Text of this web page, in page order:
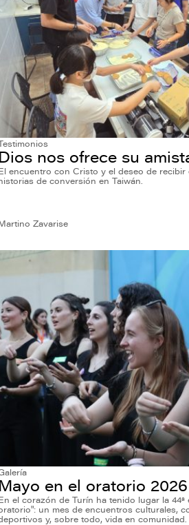
nos ofrece su
encuentro con Cristo y el deseo de recibir
de conversión en Taiwán.
Zavarise
en el oratorio 2026
el corazón de Turín ha tenido lugar la 44ª
un mes de encuentros culturales,
y, sobre todo, vida en comunidad.